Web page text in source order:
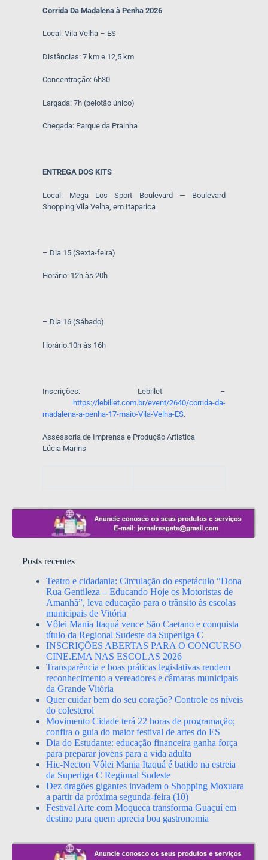
Corrida Da Madalena à Penha 2026
Local: Vila Velha – ES
Distâncias: 7 km e 12,5 km
Concentração: 6h30
Largada: 7h (pelotão único)
Chegada: Parque da Prainha
ENTREGA DOS KITS
Local: Mega Los Sport Boulevard — Boulevard
Shopping Vila Velha, em Itaparica
– Dia 15 (Sexta-feira)
Horário: 12h às 20h
– Dia 16 (Sábado)
Horário:10h às 16h
Inscrições: Lebillet –
https://lebillet.com.br/event/2640/corrida-da-
madalena-a-penha-17-maio-Vila-Velha-ES.
Assessoria de Imprensa e Produção Artística
Lúcia Marins
Posts recentes
Teatro e cidadania: Circulação do espetáculo “Dona
Rua Gentileza – Educando Hoje os Motoristas de
Amanhã”, leva educação para o trânsito às escolas
municipais de Vitória
Vôlei Mania Itaquá vence São Caetano e conquista
título da Regional Sudeste da Superliga C
INSCRIÇÕES ABERTAS PARA O CONCURSO
CINE.EMA NAS ESCOLAS 2026
Transparência e boas práticas legislativas rendem
reconhecimento a vereadores e câmaras municipais
da Grande Vitória
Quer cuidar bem do seu coração? Controle os níveis
do colesterol
Movimento Cidade terá 22 horas de programação;
confira o guia do maior festival de artes do ES
Dia do Estudante: educação financeira ganha força
para preparar jovens para a vida adulta
Hic-Necton Vôlei Mania Itaquá é batido na estreia
da Superliga C Regional Sudeste
Dez dragões gigantes invadem o Shopping Moxuara
a partir da próxima segunda-feira (10)
Festival Arte com Moqueca transforma Guaçuí em
destino para quem aprecia boa gastronomia